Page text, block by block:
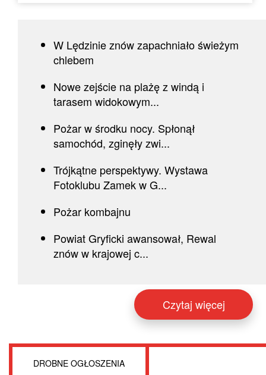
W Lędzinie znów zapachniało świeżym
chlebem
Nowe zejście na plażę z windą i
tarasem widokowym...
Pożar w środku nocy. Spłonął
samochód, zginęły zwi...
Trójkątne perspektywy. Wystawa
Fotoklubu Zamek w G...
Pożar kombajnu
Powiat Gryficki awansował, Rewal
znów w krajowej c...
Czytaj więcej
DROBNE OGŁOSZENIA